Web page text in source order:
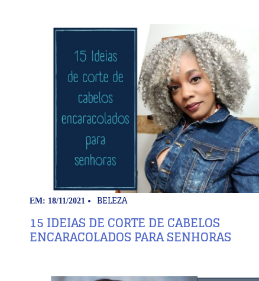
EM: 18/11/2021 BELEZA
15 IDEIAS DE CORTE DE CABELOS
ENCARACOLADOS PARA SENHORAS